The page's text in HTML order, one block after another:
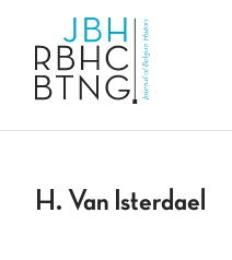
H. Van Isterdael